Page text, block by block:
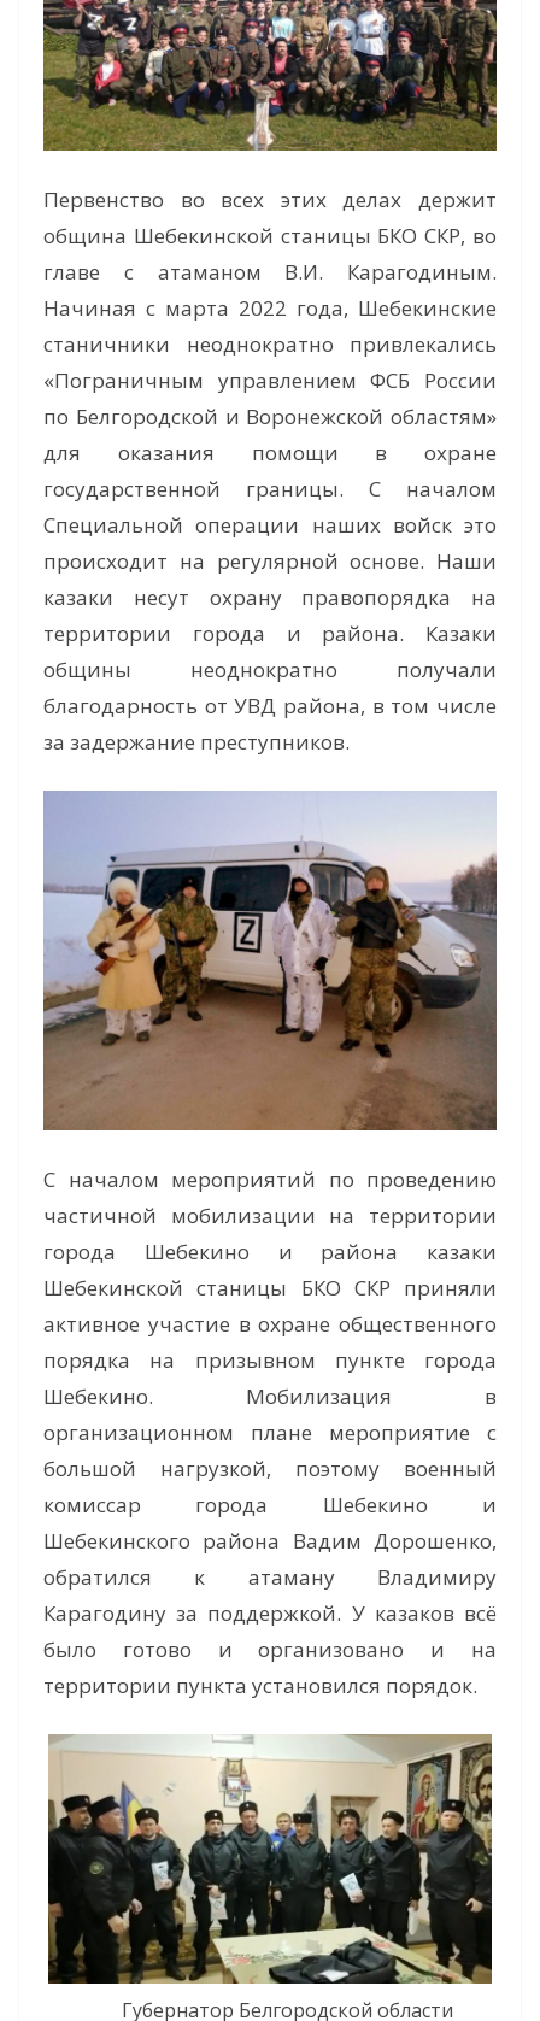
Первенство во всех этих делах держит
община Шебекинской станицы БКО СКР, во
главе с атаманом В.И. Карагодиным.
Начиная с марта 2022 года, Шебекинские
станичники неоднократно привлекались
«Пограничным управлением ФСБ России
по Белгородской и Воронежской областям»
для оказания помощи в охране
государственной границы. С началом
Специальной операции наших войск это
происходит на регулярной основе. Наши
казаки несут охрану правопорядка на
территории города и района. Казаки
общины неоднократно получали
благодарность от УВД района, в том числе
за задержание преступников.
С началом мероприятий по проведению
частичной мобилизации на территории
города Шебекино и района казаки
Шебекинской станицы БКО СКР приняли
активное участие в охране общественного
порядка на призывном пункте города
Шебекино. Мобилизация в
организационном плане мероприятие с
большой нагрузкой, поэтому военный
комиссар города Шебекино и
Шебекинского района Вадим Дорошенко,
обратился к атаману Владимиру
Карагодину за поддержкой. У казаков всё
было готово и организовано и на
территории пункта установился порядок.
Губернатор Белгородской области